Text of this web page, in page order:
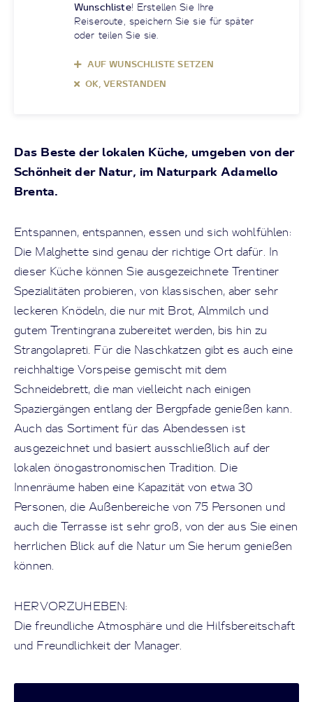
Wunschliste! Erstellen Sie Ihre
Reiseroute, speichern Sie sie für später
oder teilen Sie sie.
AUF WUNSCHLISTE SETZEN
OK, VERSTANDEN
Das Beste der lokalen Küche, umgeben von der
Schönheit der Natur, im Naturpark Adamello
Brenta.
Entspannen, entspannen, essen und sich wohlfühlen:
Die Malghette sind genau der richtige Ort dafür. In
dieser Küche können Sie ausgezeichnete Trentiner
Spezialitäten probieren, von klassischen, aber sehr
leckeren Knödeln, die nur mit Brot, Almmilch und
gutem Trentingrana zubereitet werden, bis hin zu
Strangolapreti. Für die Naschkatzen gibt es auch eine
reichhaltige Vorspeise gemischt mit dem
Schneidebrett, die man vielleicht nach einigen
Spaziergängen entlang der Bergpfade genießen kann.
Auch das Sortiment für das Abendessen ist
ausgezeichnet und basiert ausschließlich auf der
lokalen önogastronomischen Tradition. Die
Innenräume haben eine Kapazität von etwa 30
Personen, die Außenbereiche von 75 Personen und
auch die Terrasse ist sehr groß, von der aus Sie einen
herrlichen Blick auf die Natur um Sie herum genießen
können.
HERVORZUHEBEN:
Die freundliche Atmosphäre und die Hilfsbereitschaft
und Freundlichkeit der Manager.